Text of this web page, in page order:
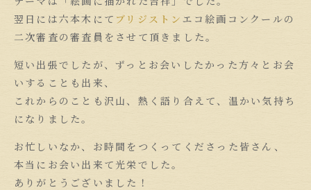
翌日には六本木にて ブリジストン エコ絵画コンクールの
二次審査の審査員をさせて頂きました。
短い出張でしたが、ずっとお会いしたかった方々とお会
いすることも出来、
これからのことも沢山、熱く語り合えて、温かい気持ち
になりました。
お忙しいなか、お時間をつくってくださった皆さん、
本当にお会い出来て光栄でした。
ありがとうございました！